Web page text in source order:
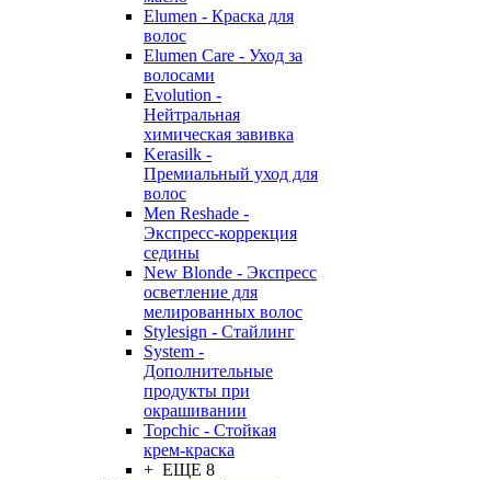
Elumen - Краска для
волос
Elumen Care - Уход за
волосами
Evolution -
Нейтральная
химическая завивка
Kerasilk -
Премиальный уход для
волос
Men Reshade -
Экспресс-коррекция
седины
New Blonde - Экспресс
осветление для
мелированных волос
Stylesign - Стайлинг
System -
Дополнительные
продукты при
окрашивании
Topchic - Стойкая
крем-краска
+ ЕЩЕ 8